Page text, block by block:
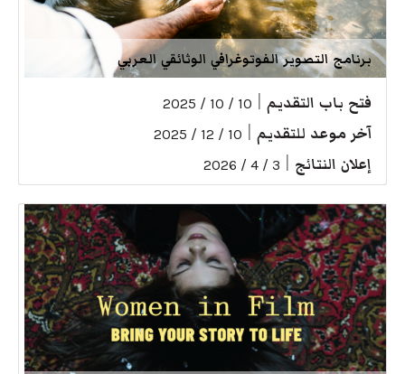
برنامج التصوير الفوتوغرافي الوثائقي العربي
فتح باب التقديم 10 / 10 / 2025
آخر موعد للتقديم 10 / 12 / 2025
إعلان النتائج 3 / 4 / 2026